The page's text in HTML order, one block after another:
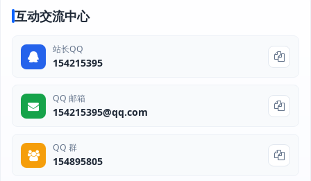
互动交流中心
站长QQ
154215395
QQ 邮箱
154215395@qq.com
QQ 群
154895805